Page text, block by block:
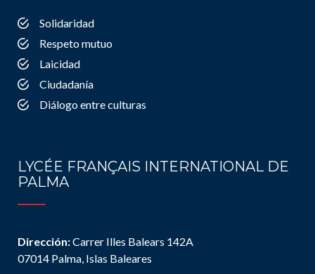
Solidaridad
Respeto mutuo
Laicidad
Ciudadanía
Diálogo entre culturas
LYCÉE FRANÇAIS INTERNATIONAL DE
PALMA
Dirección:Carrer Illes Balears 142A
07014 Palma, Islas Baleares